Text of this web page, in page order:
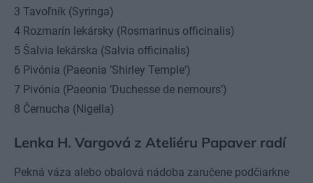
3 Tavoľník (Syringa)
4 Rozmarín lekársky (Rosmarinus officinalis)
5 Šalvia lekárska (Salvia officinalis)
6 Pivónia (Paeonia ’Shirley Temple‘)
7 Pivónia (Paeonia ‘Duchesse de nemours’)
8 Černucha (Nigella)
Lenka H. Vargová z Ateliéru Papaver radí
Pekná váza alebo obalová nádoba zaručene podčiarkne